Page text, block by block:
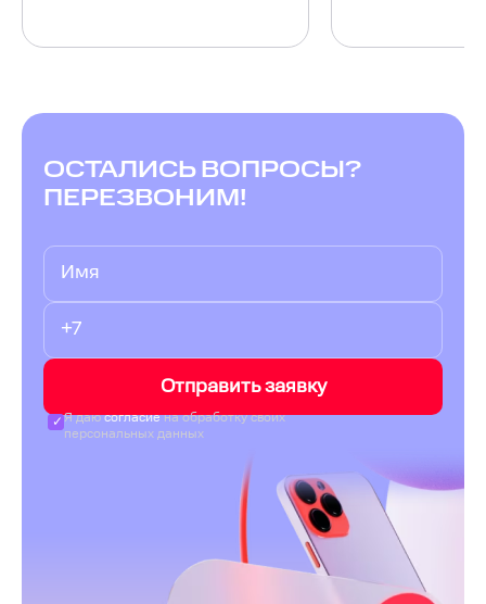
ОСТАЛИСЬ ВОПРОСЫ?
ПЕРЕЗВОНИМ!
Отправить заявку
Я даюсогласиена обработку своих
персональных данных